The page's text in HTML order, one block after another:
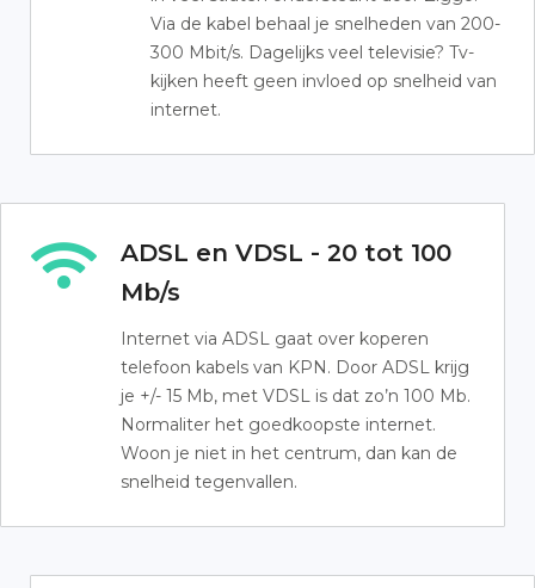
Via de kabel behaal je snelheden van 200-
300 Mbit/s. Dagelijks veel televisie? Tv-
kijken heeft geen invloed op snelheid van
internet.
ADSL en VDSL - 20 tot 100
Mb/s
Internet via ADSL gaat over koperen
telefoon kabels van KPN. Door ADSL krijg
je +/- 15 Mb, met VDSL is dat zo’n 100 Mb.
Normaliter het goedkoopste internet.
Woon je niet in het centrum, dan kan de
snelheid tegenvallen.